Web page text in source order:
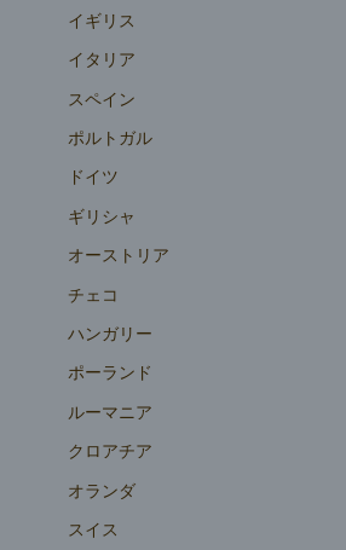
イギリス
イタリア
スペイン
ポルトガル
ドイツ
ギリシャ
オーストリア
チェコ
ハンガリー
ポーランド
ルーマニア
クロアチア
オランダ
スイス